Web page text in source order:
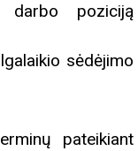
darbo poziciją
sėdėjimo
pateikiant